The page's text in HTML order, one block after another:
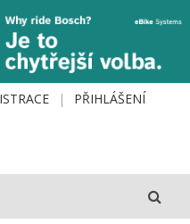
PŘIHLÁŠENÍ